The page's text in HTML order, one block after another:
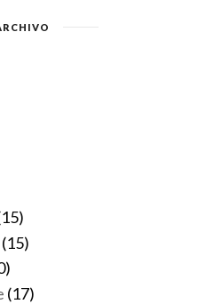
(15)
(17)